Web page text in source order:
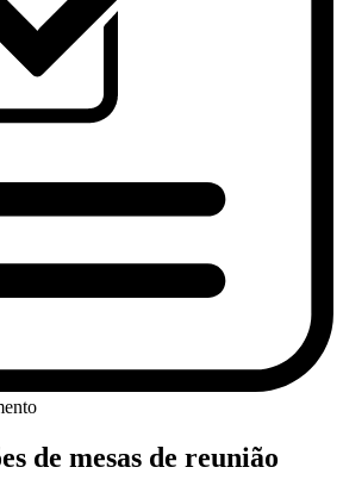
de mesas de reunião